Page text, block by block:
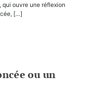
qui ouvre une réflexion
[…]
ou un